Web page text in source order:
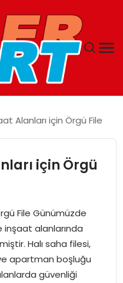
Alanları için Örgü File
için Örgü
File Günümüzde
inşaat alanlarında
Halı saha filesi,
apartman boşluğu
güvenliği